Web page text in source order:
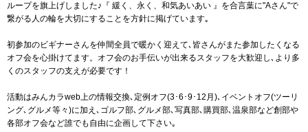
ループを旗上げしました♪『 緩く、永く、和気あいあい 』を合言葉に"Aさん"で
繋がる人の輪を大切にすることを方針に掲げています｡
初参加のビギナーさんを仲間全員で暖かく迎えて､皆さんがまた参加したくなる
オフ会を心掛けてます。オフ会のお手伝いが出来るスタッフを大歓迎し､より多
くのスタッフの支えが必要です！
活動はみんカラweb上の情報交換､定例オフ(3･6･9･12月)､イベントオフ(ツーリ
ング､グルメ等々)に加え､ゴルフ部､グルメ部､写真部､購買部､温泉部など創部や
各部オフ会など誰でも自由に企画して下さい｡